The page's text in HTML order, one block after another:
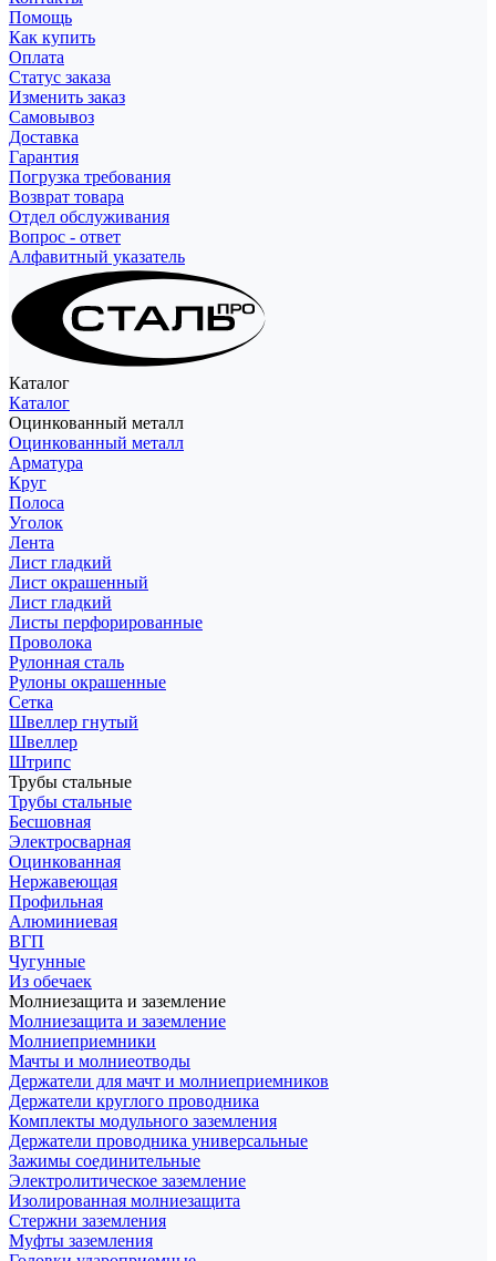
Помощь
Как купить
Оплата
Статус заказа
Изменить заказ
Самовывоз
Доставка
Гарантия
Погрузка требования
Возврат товара
Отдел обслуживания
Вопрос - ответ
Алфавитный указатель
Каталог
Каталог
Оцинкованный металл
Оцинкованный металл
Арматура
Круг
Полоса
Уголок
Лента
Лист гладкий
Лист окрашенный
Лист гладкий
Листы перфорированные
Проволока
Рулонная сталь
Рулоны окрашенные
Сетка
Швеллер гнутый
Швеллер
Штрипс
Трубы стальные
Трубы стальные
Бесшовная
Электросварная
Оцинкованная
Нержавеющая
Профильная
Алюминиевая
ВГП
Чугунные
Из обечаек
Молниезащита и заземление
Молниезащита и заземление
Молниеприемники
Мачты и молниеотводы
Держатели для мачт и молниеприемников
Держатели круглого проводника
Комплекты модульного заземления
Держатели проводника универсальные
Зажимы соединительные
Электролитическое заземление
Изолированная молниезащита
Стержни заземления
Муфты заземления